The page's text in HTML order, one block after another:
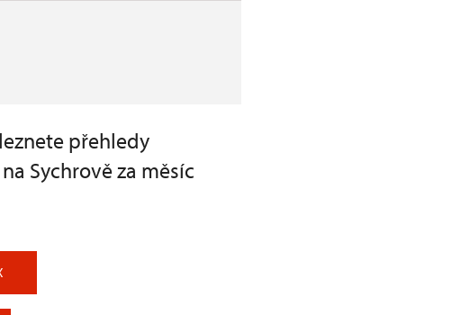
přehledy
Sychrově za měsíc